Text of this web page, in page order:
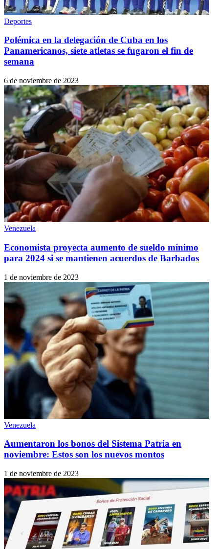
Deportes
Polémica en la delegación de Cuba en los
Panamericanos, siete atletas se fugaron el fin de
semana
6 de noviembre de 2023
Venezuela
Economista proyecta aumento de sueldo mínimo
para 2024 si se mantienen acuerdos de Barbados
1 de noviembre de 2023
Venezuela
Aumentaron los bonos del Sistema Patria en
noviembre: Estos son los nuevos montos
1 de noviembre de 2023